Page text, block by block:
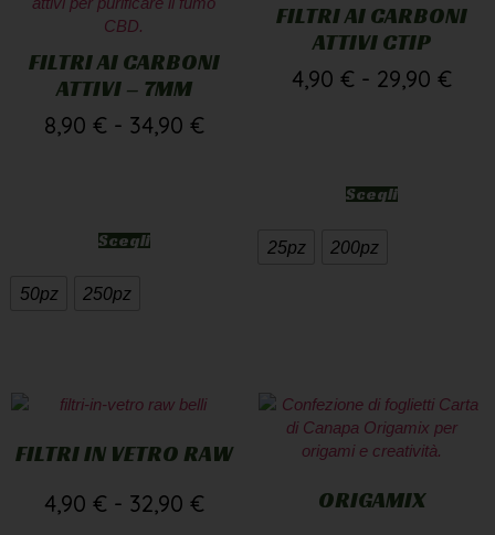
FILTRI AI CARBONI
ATTIVI – 7MM
8,90 € - 34,90 €
Scegli
50pz 250pz
FILTRI AI CARBONI
ATTIVI CTIP
4,90 € - 29,90 €
Scegli
25pz 200pz
FILTRI IN VETRO RAW
4,90 € - 32,90 € ORIGAMIX